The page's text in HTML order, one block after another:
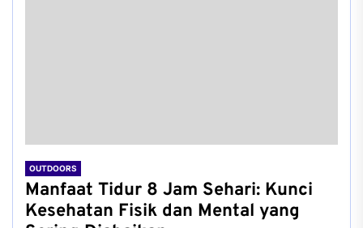
OUTDOORS
Manfaat Tidur 8 Jam Sehari: Kunci
Kesehatan Fisik dan Mental yang